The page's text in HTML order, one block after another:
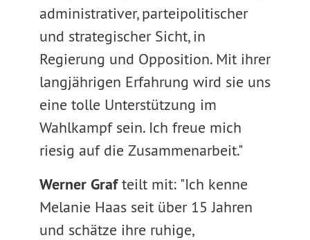
administrativer, parteipolitischer
und strategischer Sicht, in
Regierung und Opposition. Mit ihrer
langjährigen Erfahrung wird sie uns
eine tolle Unterstützung im
Wahlkampf sein. Ich freue mich
riesig auf die Zusammenarbeit."
Werner Grafteilt mit: "Ich kenne
Melanie Haas seit über 15 Jahren
und schätze ihre ruhige,